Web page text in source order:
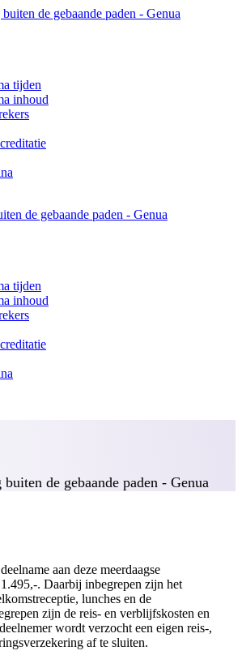
tijden
inhoud
de gebaande paden - Genua
tijden
inhoud
de gebaande paden - Genua
aan deze meerdaagse
. Daarbij inbegrepen zijn het
lunches en de
zijn de reis- en verblijfskosten en
wordt verzocht een eigen reis-,
af te sluiten.